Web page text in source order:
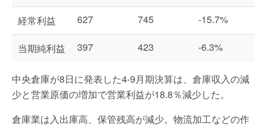
経常利益 627 745 -15.7%
当期純利益 397 423 -6.3%
中央倉庫が8日に発表した4-9月期決算は、倉庫収入の減
少と営業原価の増加で営業利益が18.8％減少した。
倉庫業は入出庫高、保管残高が減少。物流加工などの作